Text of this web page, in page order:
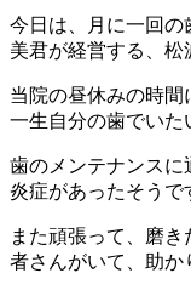
院
21
日
科
小
児
科
医
今日は、月に一回の
美君が経営する、松
当院の昼休みの時
一生自分の歯でいた
歯のメンテナンスに
炎症があったそうで
また頑張って、磨
者さんがいて、助か